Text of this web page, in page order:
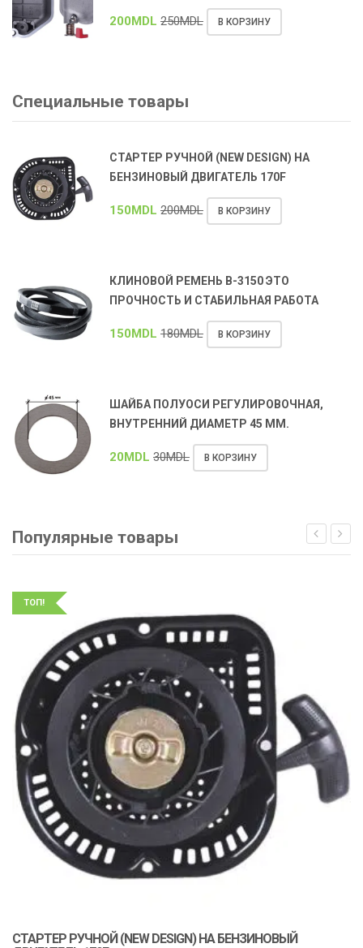
200MDL 250MDL В КОРЗИНУ
Специальные товары
СТАРТЕР РУЧНОЙ (NEW DESIGN) НА
БЕНЗИНОВЫЙ ДВИГАТЕЛЬ 170F
150MDL 200MDL В КОРЗИНУ
КЛИНОВОЙ РЕМЕНЬ В-3150 ЭТО
ПРОЧНОСТЬ И СТАБИЛЬНАЯ РАБОТА
150MDL 180MDL В КОРЗИНУ
ШАЙБА ПОЛУОСИ РЕГУЛИРОВОЧНАЯ,
ВНУТРЕННИЙ ДИАМЕТР 45 ММ.
20MDL 30MDL В КОРЗИНУ
Популярные товары
ТОП!
СТАРТЕР РУЧНОЙ (NEW DESIGN) НА БЕНЗИНОВЫЙ